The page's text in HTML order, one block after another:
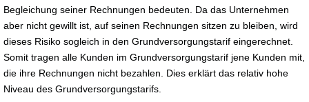
Begleichung seiner Rechnungen bedeuten. Da das Unternehmen
aber nicht gewillt ist, auf seinen Rechnungen sitzen zu bleiben, wird
dieses Risiko sogleich in den Grundversorgungstarif eingerechnet.
Somit tragen alle Kunden im Grundversorgungstarif jene Kunden mit,
die ihre Rechnungen nicht bezahlen. Dies erklärt das relativ hohe
Niveau des Grundversorgungstarifs.